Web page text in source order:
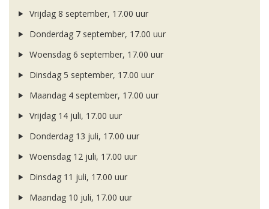
Vrijdag 8 september, 17.00 uur
Donderdag 7 september, 17.00 uur
Woensdag 6 september, 17.00 uur
Dinsdag 5 september, 17.00 uur
Maandag 4 september, 17.00 uur
Vrijdag 14 juli, 17.00 uur
Donderdag 13 juli, 17.00 uur
Woensdag 12 juli, 17.00 uur
Dinsdag 11 juli, 17.00 uur
Maandag 10 juli, 17.00 uur